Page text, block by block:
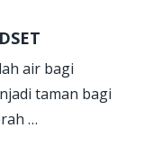
air bagi
taman bagi
…